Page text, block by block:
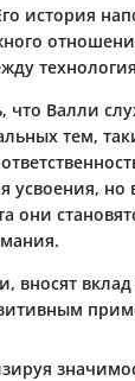
история
что Валли
тем,
усвоения, но
они
вносят